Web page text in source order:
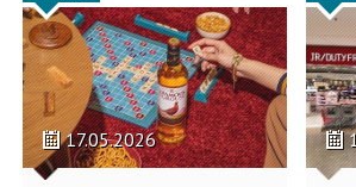
17.05.2026